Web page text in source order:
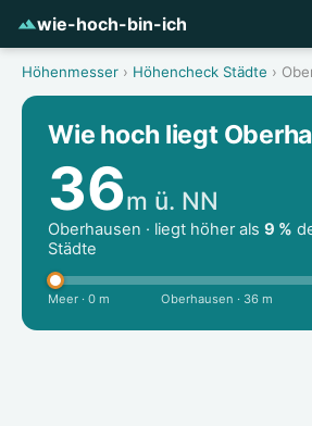
wie-hoch-bin-ich
Höhenmesser › Höhencheck Städte ›
Wie hoch liegt
36m ü. NN
Oberhausen · liegt höher als 9 %
Städte
Meer · 0 m Oberhausen · 36 m